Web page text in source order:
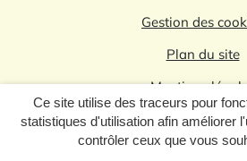
Ce site utilise des traceurs pour
statistiques d'utilisation afin améliorer
contrôler ceux que vous
Gestion des
Plan du site
Mentions
Politique de